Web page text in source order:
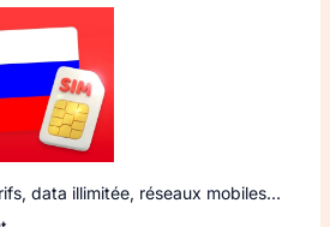
data illimitée, réseaux mobiles…